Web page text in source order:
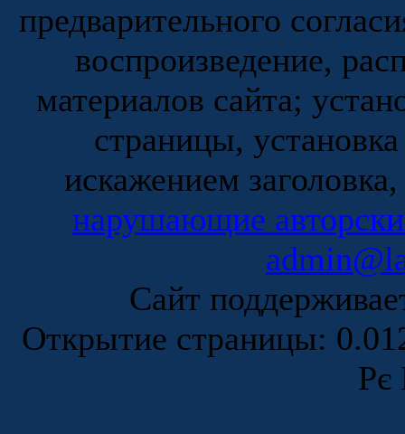
предварительного
воспроизведение,
материалов сайта;
страницы,
искажением
нарушающие
Сайт
Открытие страницы:
Рє